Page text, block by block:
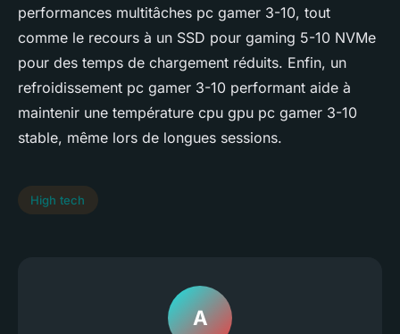
performances multitâches pc gamer 3-10, tout
comme le recours à un SSD pour gaming 5-10 NVMe
pour des temps de chargement réduits. Enfin, un
refroidissement pc gamer 3-10 performant aide à
maintenir une température cpu gpu pc gamer 3-10
stable, même lors de longues sessions.
High tech
A